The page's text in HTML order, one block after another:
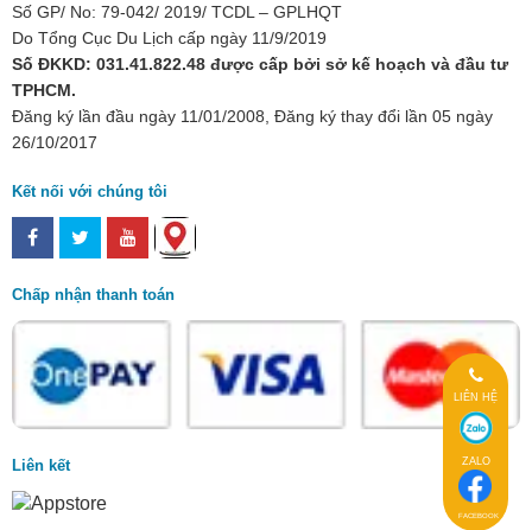
FACEBOOK
ZALO
LIÊN HỆ
Số GP/ No: 79-042/ 2019/ TCDL – GPLHQT
Do Tổng Cục Du Lịch cấp ngày 11/9/2019
Số ĐKKD: 031.41.822.48 được cấp bởi sở kế hoạch và đầu tư
TPHCM.
Đăng ký lần đầu ngày 11/01/2008, Đăng ký thay đổi lần 05 ngày
26/10/2017
Kết nối với chúng tôi
Chấp nhận thanh toán
Liên kết